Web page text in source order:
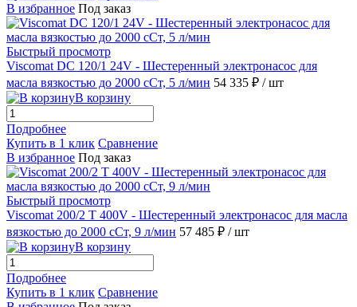
В избранное Под заказ
Быстрый просмотр
Viscomat DC 120/1 24V - Шестеренный электронасос для
масла вязкостью до 2000 сСт, 5 л/мин 54 335 ₽ / шт
В корзину
Подробнее
Купить в 1 клик Сравнение
В избранное Под заказ
Быстрый просмотр
Viscomat 200/2 T 400V - Шестеренный электронасос для масла
вязкостью до 2000 сСт, 9 л/мин 57 485 ₽ / шт
В корзину
Подробнее
Купить в 1 клик Сравнение